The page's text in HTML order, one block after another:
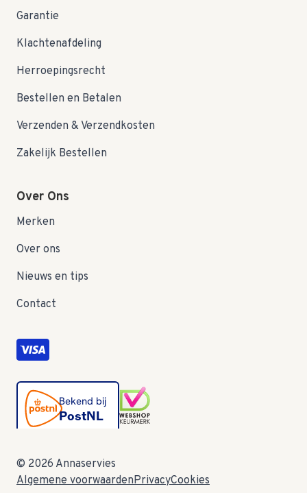
Garantie
Klachtenafdeling
Herroepingsrecht
Bestellen en Betalen
Verzenden & Verzendkosten
Zakelijk Bestellen
Over Ons
Merken
Over ons
Nieuws en tips
Contact
© 2026 Annaservies
Algemene voorwaardenPrivacyCookies